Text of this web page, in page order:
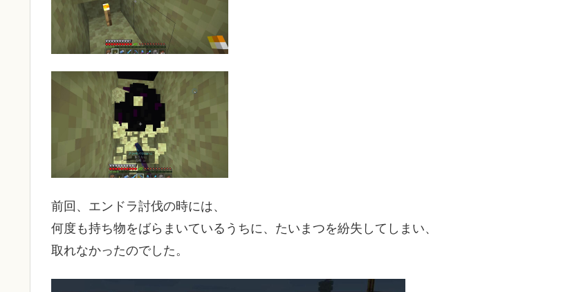
前回、エンドラ討伐の時には、
何度も持ち物をばらまいているうちに、たいまつを紛失してしまい、
取れなかったのでした。